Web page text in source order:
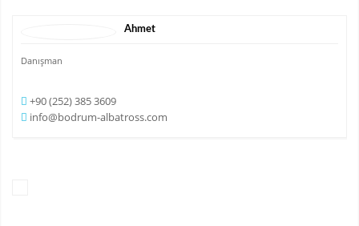
Ahmet
Danışman
+90 (252) 385 3609
info@bodrum-albatross.com